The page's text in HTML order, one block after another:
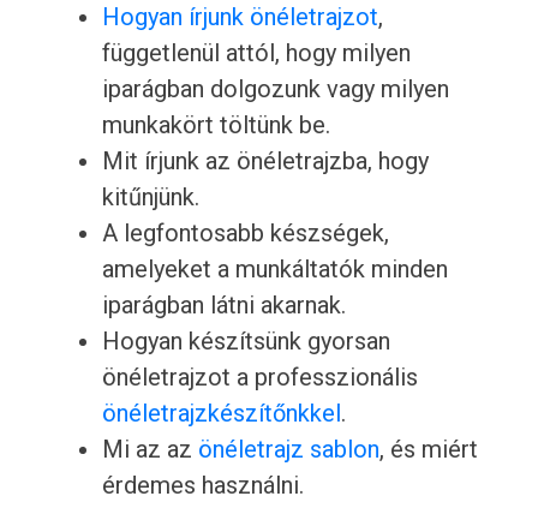
Hogyan írjunk önéletrajzot,
függetlenül attól, hogy milyen
iparágban dolgozunk vagy milyen
munkakört töltünk be.
Mit írjunk az önéletrajzba, hogy
kitűnjünk.
A legfontosabb készségek,
amelyeket a munkáltatók minden
iparágban látni akarnak.
Hogyan készítsünk gyorsan
önéletrajzot a professzionális
önéletrajzkészítőnkkel.
Mi az az önéletrajz sablon, és miért
érdemes használni.